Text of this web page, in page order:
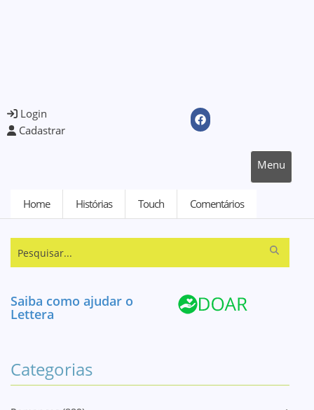
Login
Cadastrar
Menu
Home Histórias Touch Comentários
Saiba como ajudar o
Lettera
Categorias